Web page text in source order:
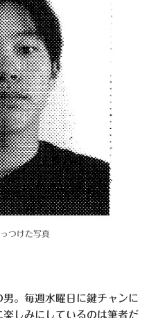
つけた写真
。毎週水曜日に鍵チャンに
しみにしているのは筆者だ